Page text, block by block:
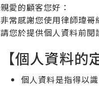
親愛的顧客您好：
非常感謝您使用律師瑋哥
請您於提供個人資料前閱
【個人資料的
個人資料是指得以